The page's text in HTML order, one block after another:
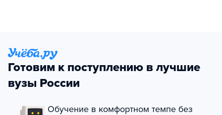
Готовим к поступлению в лучшие
вузы России
Обучение в комфортном темпе без